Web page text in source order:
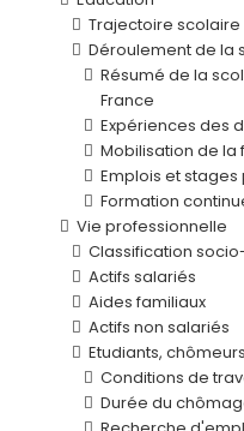
Trajectoire scolaire
Déroulement de la
Résumé de la
France
Expériences des
Mobilisation de la
Emplois et
Formation
Vie professionnelle
Classification
Actifs salariés
Aides familiaux
Actifs non salariés
Etudiants,
Conditions de
Durée du